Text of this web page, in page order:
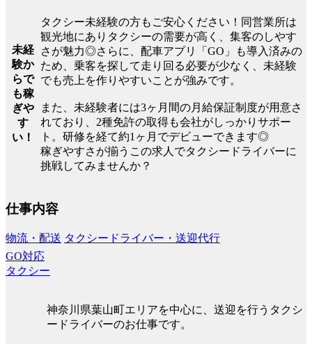
未経
験か
らで
も稼
ぎや
す
い！
タクシー未経験の方もご安心ください！同営業所は
観光地にありタクシーの需要が高く、集客のしやす
さが魅力◎さらに、配車アプリ「GO」も導入済みの
ため、乗客を探して走り回る必要が少なく、未経験
でも売上を作りやすいことが強みです。
また、未経験者には3ヶ月間の月給保証制度が用意さ
れており、2種免許の取得も会社がしっかりサポー
ト。研修を経て約1ヶ月でデビューできます◎
稼ぎやすさが揃うこの求人でタクシードライバーに
挑戦してみませんか？
仕事内容
物流・配送 タクシードライバー・送迎代行
GO対応
タクシー
神奈川県葉山町エリアを中心に、送迎を行うタクシ
ードライバーのお仕事です。